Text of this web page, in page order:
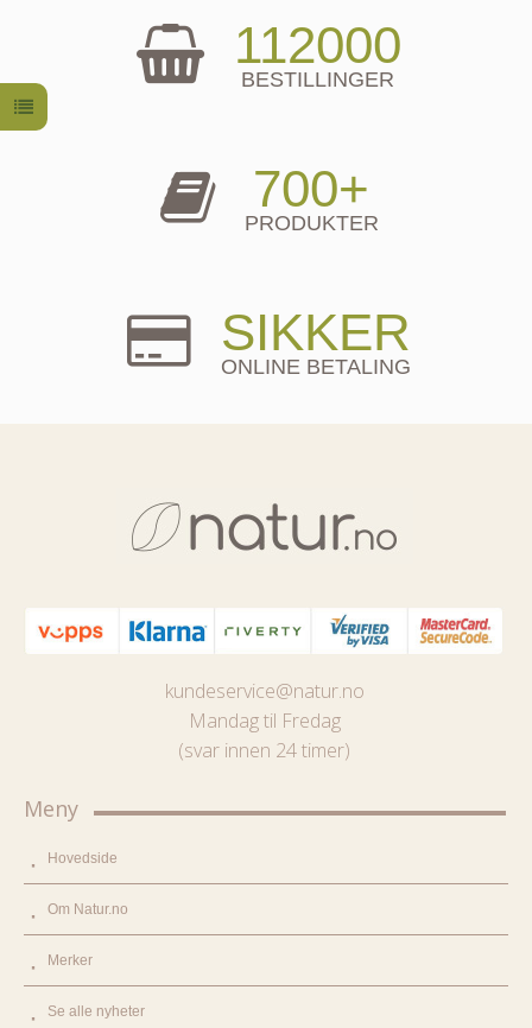
112000
BESTILLINGER
700+
PRODUKTER
SIKKER
ONLINE BETALING
kundeservice@natur.no
Mandag til Fredag
(svar innen 24 timer)
Meny
Hovedside
Om Natur.no
Merker
Se alle nyheter